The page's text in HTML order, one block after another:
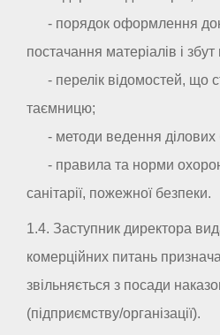
- порядок оформлення
постачання матеріалів і збут
- перелік відомостей, що
таємницю;
- методи ведення ділових
- правила та норми
санітарії, пожежної безпеки.
1.4. Заступник директора
комерційних питань
звільняється з посади
(підприємству/організації).